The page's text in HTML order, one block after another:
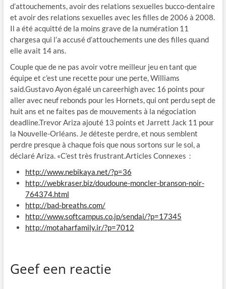
d’attouchements, avoir des relations sexuelles bucco-dentaire
et avoir des relations sexuelles avec les filles de 2006 à 2008.
Il a été acquitté de la moins grave de la numération 11
chargesa qui l’a accusé d’attouchements une des filles quand
elle avait 14 ans.
Couple que de ne pas avoir votre meilleur jeu en tant que
équipe et c’est une recette pour une perte, Williams
said.Gustavo Ayon égalé un careerhigh avec 16 points pour
aller avec neuf rebonds pour les Hornets, qui ont perdu sept de
huit ans et ne faites pas de mouvements à la négociation
deadline.Trevor Ariza ajouté 13 points et Jarrett Jack 11 pour
la Nouvelle-Orléans. Je déteste perdre, et nous semblent
perdre presque à chaque fois que nous sortons sur le sol, a
déclaré Ariza. «C’est très frustrant.Articles Connexes：
http://www.nebikaya.net/?p=36
http://webkraser.biz/doudoune-moncler-branson-noir-
764374.html
http://bad-breaths.com/
http://www.softcampus.co.jp/sendai/?p=17345
http://motaharfamily.ir/?p=7012
Geef een reactie